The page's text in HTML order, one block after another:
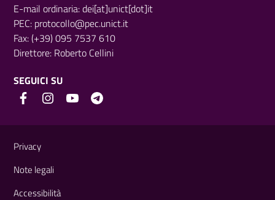
E-mail ordinaria: dei[at]unict[dot]it
PEC: protocollo@pec.unict.it
Fax: (+39) 095 7537 610
Direttore: Roberto Cellini
SEGUICI SU
Privacy
Note legali
Accessibilità